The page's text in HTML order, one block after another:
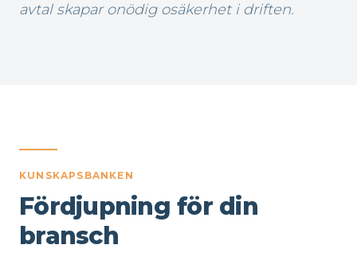
avtal skapar onödig osäkerhet i driften.
KUNSKAPSBANKEN
Fördjupning för din
bransch